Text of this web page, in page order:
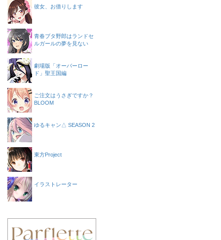
彼女、お借りします
青春ブタ野郎はランドセ
ルガールの夢を見ない
劇場版「オーバーロー
ド」聖王国編
ご注文はうさぎですか？
BLOOM
ゆるキャン△ SEASON 2
東方Project
イラストレーター